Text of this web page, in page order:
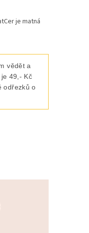
je matná
vědět a
49,- Kč
odřezků o